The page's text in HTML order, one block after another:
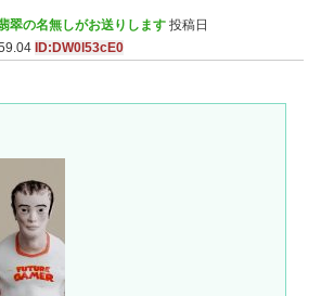
翠の名無しがお送りします 投稿日
ID:DW0l53cE0